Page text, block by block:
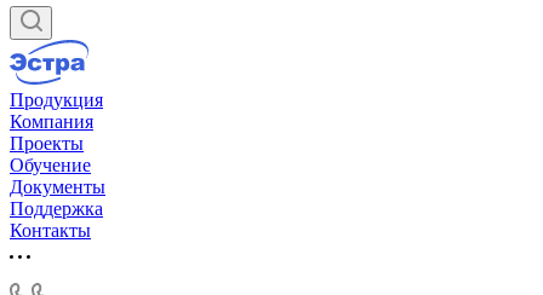
Продукция
Компания
Проекты
Обучение
Документы
Поддержка
Контакты